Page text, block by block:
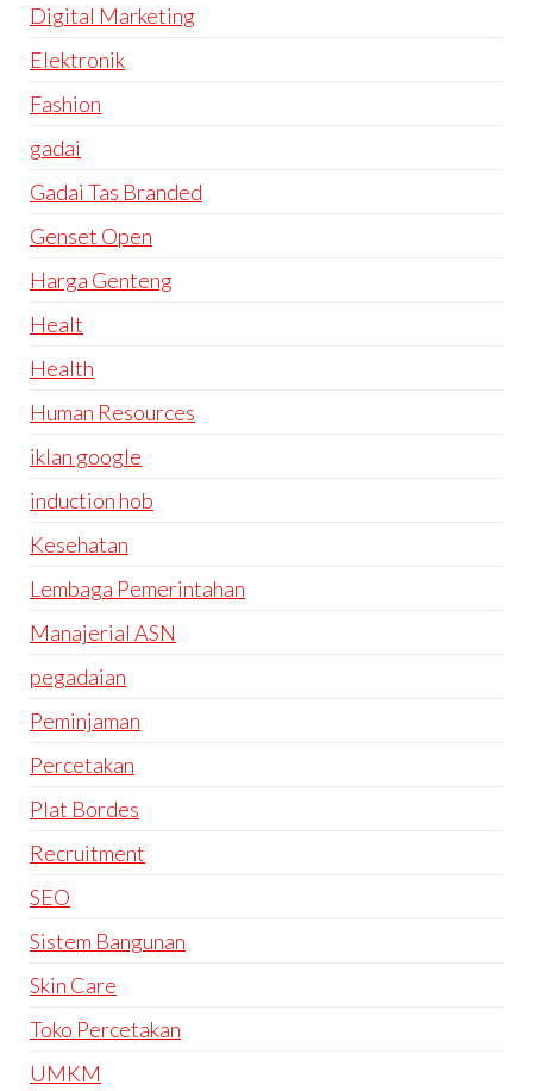
Digital Marketing
Elektronik
Fashion
gadai
Gadai Tas Branded
Genset Open
Harga Genteng
Healt
Health
Human Resources
iklan google
induction hob
Kesehatan
Lembaga Pemerintahan
Manajerial ASN
pegadaian
Peminjaman
Percetakan
Plat Bordes
Recruitment
SEO
Sistem Bangunan
Skin Care
Toko Percetakan
UMKM